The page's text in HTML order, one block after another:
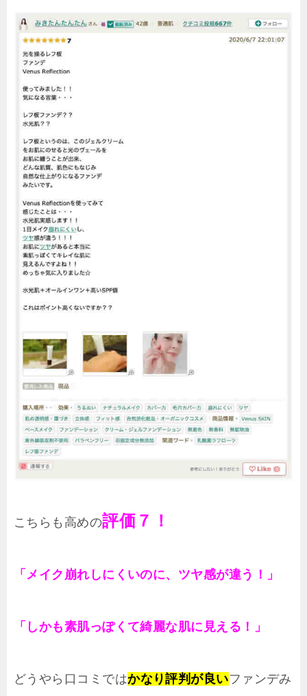
こちらも高めの評価７！
「メイク崩れしにくいのに、ツヤ感が違う！」
「しかも素肌っぽくて綺麗な肌に見える！」
どうやら口コミではかなり評判が良いファンデみ